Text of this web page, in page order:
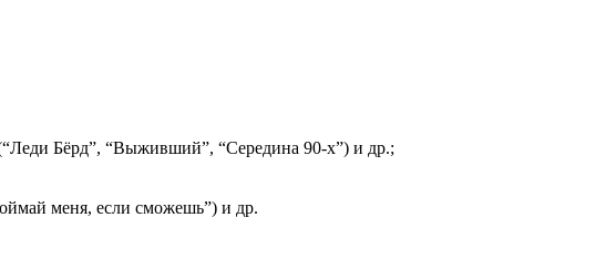
Бёрд”, “Выживший”, “Середина 90-х”) и др.;
меня, если сможешь”) и др.